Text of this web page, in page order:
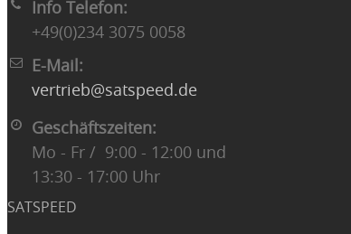
Info Telefon:
+49(0)234 3075 0058
E-Mail:
vertrieb@satspeed.de
Geschäftszeiten:
Mo - Fr / 9:00 - 12:00 und
13:30 - 17:00 Uhr
SATSPEED